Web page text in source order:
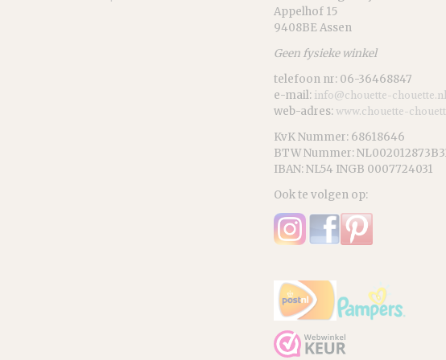
Appelhof 15
9408BE Assen
Geen fysieke winkel
telefoon nr: 06-36468847
e-mail: info@chouette-chouette.nl
web-adres: www.chouette-
KvK Nummer: 68618646
BTW Nummer:
IBAN: NL54 INGB 0007724031
Ook te volgen op: